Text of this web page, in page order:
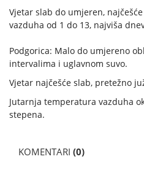
Vjetar slab do umjeren,
vazduha od 1 do 13, najviša
Podgorica: Malo do umjereno
intervalima i uglavnom suvo.
Vjetar najčešće slab, pretežno
Jutarnja temperatura vazduha
stepena.
KOMENTARI (0)